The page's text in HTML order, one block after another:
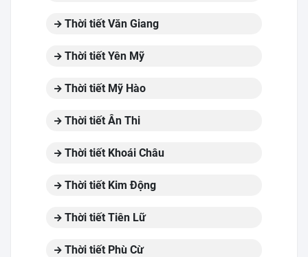
Thời tiết Văn Giang
Thời tiết Yên Mỹ
Thời tiết Mỹ Hào
Thời tiết Ân Thi
Thời tiết Khoái Châu
Thời tiết Kim Động
Thời tiết Tiên Lữ
Thời tiết Phù Cừ